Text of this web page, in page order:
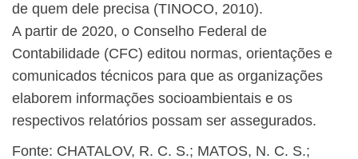
de quem dele precisa (TINOCO, 2010).
A partir de 2020, o Conselho Federal de
Contabilidade (CFC) editou normas, orientações e
comunicados técnicos para que as organizações
elaborem informações socioambientais e os
respectivos relatórios possam ser assegurados.
Fonte: CHATALOV, R. C. S.; MATOS, N. C. S.;